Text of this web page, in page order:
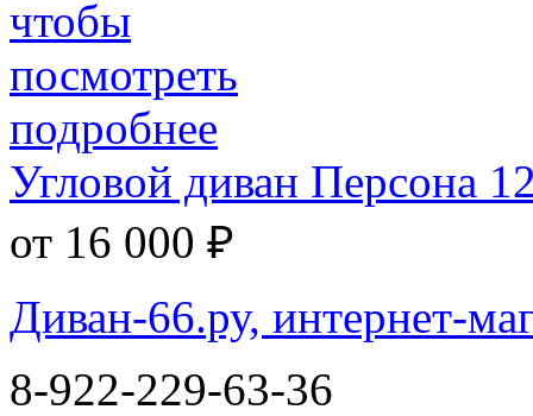
Угловой диван Персона
от 16 000 ₽
Диван-66.ру, интернет-
8-922-229-63-36